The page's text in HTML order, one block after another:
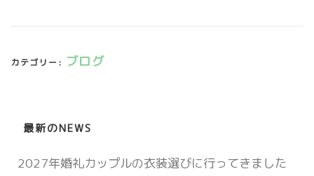
カテゴリー: ブログ
最新のNEWS
2027年婚礼カップルの衣装選びに行ってきました